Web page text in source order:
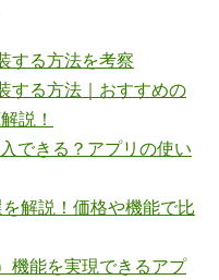
する方法を考察
する方法｜おすすめの
説！
できる？アプリの使い
解説！価格や機能で比
機能を実現できるアプ